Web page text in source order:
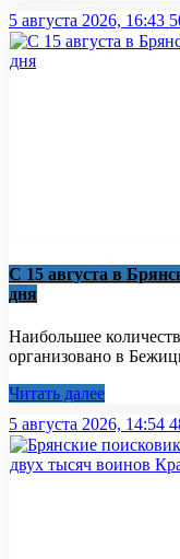
5 августа 2026, 16:43
С 15 августа в
дня
Наибольшее
организовано в
Читать далее
5 августа 2026, 14:54